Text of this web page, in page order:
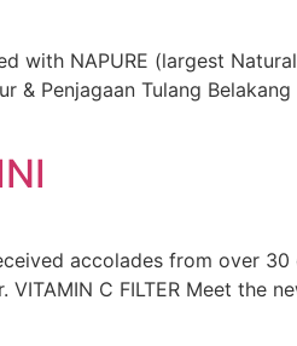
with NAPURE (largest
& Penjagaan Tulang Belakang
accolades from over 30
C FILTER Meet the